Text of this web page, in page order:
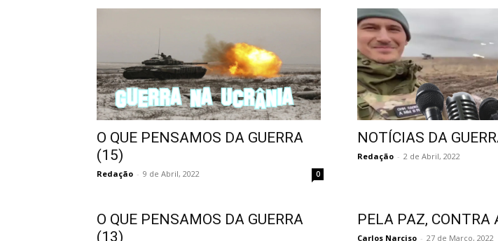
O QUE PENSAMOS DA GUERRA
(15)
Redação - 9 de Abril, 2022 0
NOTÍCIAS DA
Redação - 2 de Abril, 2022
O QUE PENSAMOS DA GUERRA
(13)
PELA PAZ, CONTRA
Carlos Narciso - 27 de Março, 2022